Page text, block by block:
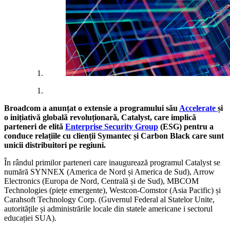
Broadcom a anunțat o extensie a programului său Accelerate și
o inițiativă globală revoluționară, Catalyst, care implică
parteneri de elită Enterprise Security Group (ESG) pentru a
conduce relațiile cu clienții Symantec și Carbon Black care sunt
unicii distribuitori pe regiuni.
În rândul primilor parteneri care inaugurează programul Catalyst se
numără SYNNEX (America de Nord și America de Sud), Arrow
Electronics (Europa de Nord, Centrală și de Sud), MBCOM
Technologies (piețe emergente), Westcon-Comstor (Asia Pacific) și
Carahsoft Technology Corp. (Guvernul Federal al Statelor Unite,
autoritățile și administrările locale din statele americane i sectorul
educației SUA).